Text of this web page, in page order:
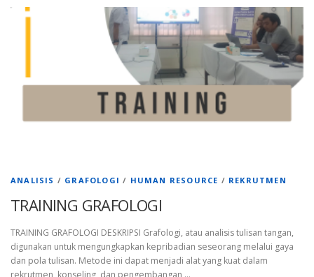
ANALISIS / GRAFOLOGI / HUMAN RESOURCE / REKRUTMEN
TRAINING GRAFOLOGI
TRAINING GRAFOLOGI DESKRIPSI Grafologi, atau analisis tulisan tangan,
digunakan untuk mengungkapkan kepribadian seseorang melalui gaya
dan pola tulisan. Metode ini dapat menjadi alat yang kuat dalam
rekrutmen, konseling, dan pengembangan …